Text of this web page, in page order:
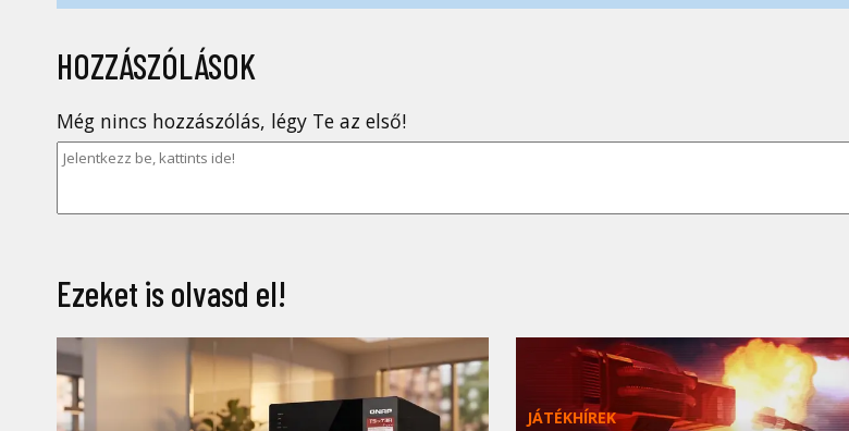
HOZZÁSZÓLÁSOK
Még nincs hozzászólás, légy Te az első!
Ezeket is olvasd el!
JÁTÉKHÍREK